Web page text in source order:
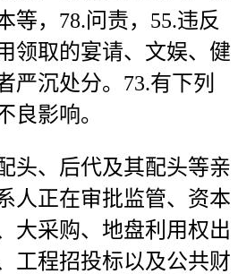
等，78.问责，55.违反
领取的宴请、文娱、健
严沉处分。73.有下列
良影响。
、后代及其配头等亲
人正在审批监管、资本
大采购、地盘利用权出
工程招投标以及公共财